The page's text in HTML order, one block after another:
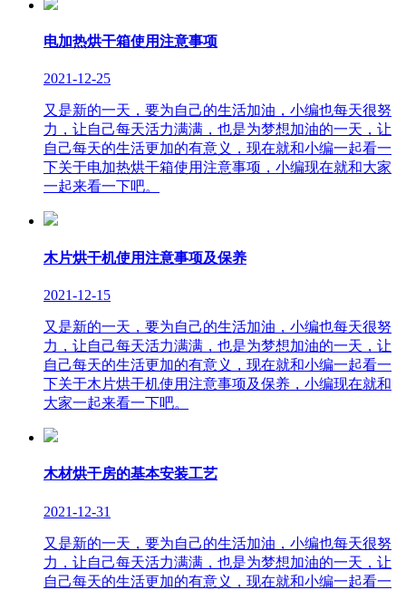
电加热烘干箱使用注意事项
2021-12-25
又是新的一天，要为自己的生活加油，小编也每天很努
力，让自己每天活力满满，也是为梦想加油的一天，让
自己每天的生活更加的有意义，现在就和小编一起看一
下关于电加热烘干箱使用注意事项，小编现在就和大家
一起来看一下吧。
木片烘干机使用注意事项及保养
2021-12-15
又是新的一天，要为自己的生活加油，小编也每天很努
力，让自己每天活力满满，也是为梦想加油的一天，让
自己每天的生活更加的有意义，现在就和小编一起看一
下关于木片烘干机使用注意事项及保养，小编现在就和
大家一起来看一下吧。
木材烘干房的基本安装工艺
2021-12-31
又是新的一天，要为自己的生活加油，小编也每天很努
力，让自己每天活力满满，也是为梦想加油的一天，让
自己每天的生活更加的有意义，现在就和小编一起看一